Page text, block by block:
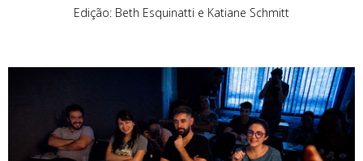
Edição: Beth Esquinatti e Katiane Schmitt